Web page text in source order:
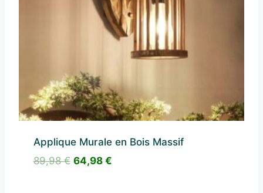
Applique Murale en Bois Massif
89,98€ Le
64,98 €Le